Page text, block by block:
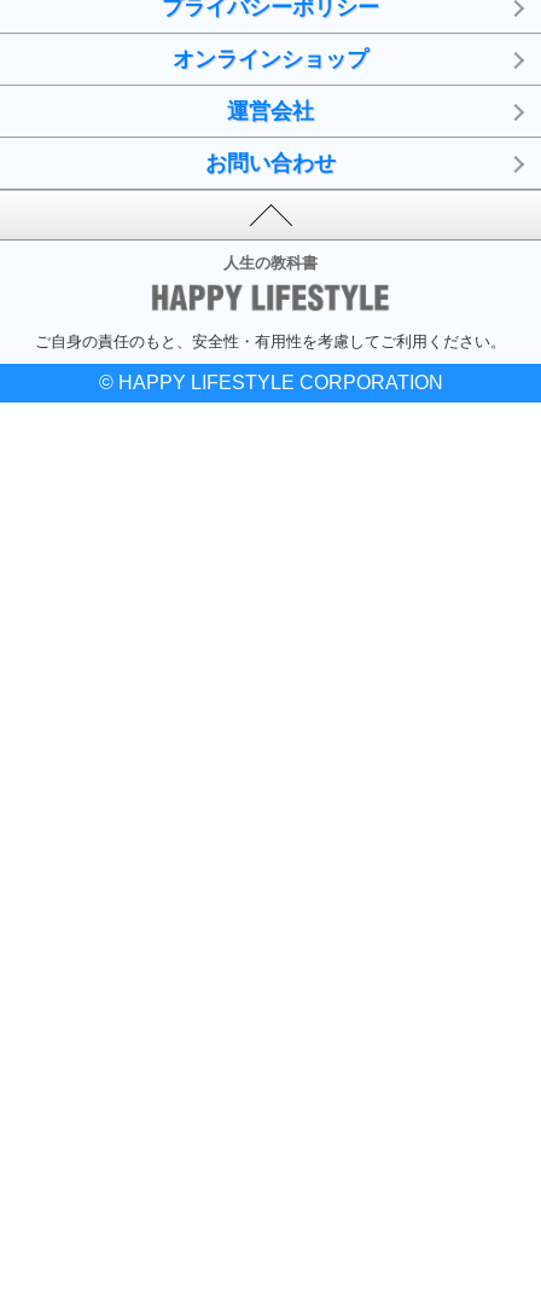
プライバシーポリシー
オンラインショップ
運営会社
お問い合わせ
人生の教科書
ご自身の責任のもと、安全性・有用性を考慮してご利用ください。
© HAPPY LIFESTYLE CORPORATION